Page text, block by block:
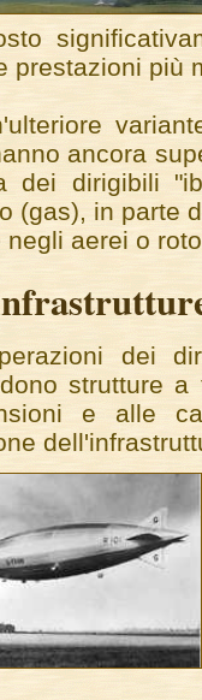
prestazioni più
ancora
dei dirigibili
(gas), in parte
negli aerei o
dei
strutture
e alle